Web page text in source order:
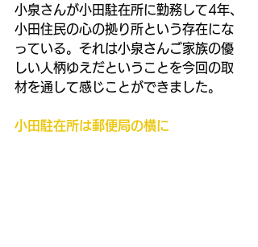
小泉さんが小田駐在所に勤務して4年、
小田住民の心の拠り所という存在にな
っている。それは小泉さんご家族の優
しい人柄ゆえだということを今回の取
材を通して感じことができました。
小田駐在所は郵便局の横に